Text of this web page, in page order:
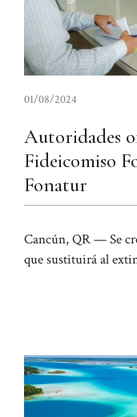
01/08/2024
Autoridades
Fideicomiso
Fonatur
Cancún, QR — Se
que sustituirá al